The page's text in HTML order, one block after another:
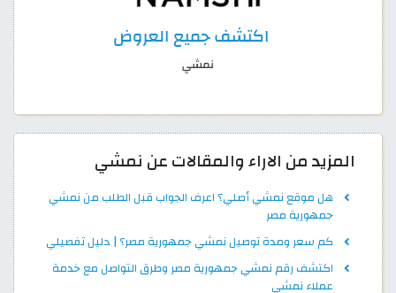
المزيد من الاراء والمقالات عن نمشي
هل موقع نمشي أصلي؟ اعرف الجواب قبل الطلب من نمشي
جمهورية مصر
كم سعر ومدة توصيل نمشي جمهورية مصر؟ | دليل تفصيلي
اكتشف رقم نمشي جمهورية مصر وطرق التواصل مع خدمة
عملاء نمشي